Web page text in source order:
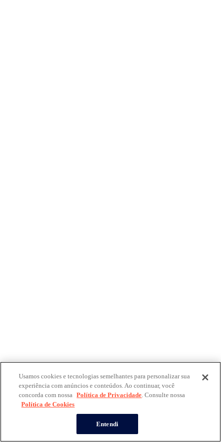
Usamos cookies e tecnologias semelhantes para personalizar sua
experiência com anúncios e conteúdos. Ao continuar, você
concorda com nossa Política de Privacidade. Consulte nossa
Política de Cookies
Entendi